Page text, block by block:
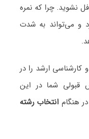
نشوید. چرا که نمره
و می‌تواند به شدت
کارشناسی ارشد را در
قبولی شما در این
هنگام انتخاب رشته